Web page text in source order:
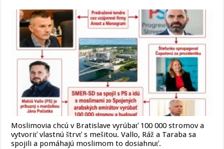
Moslimovia chcú v Bratislave vyrúbať 100 000 stromov a
vytvoriť vlastnú štrvť s mešitou. Vallo, Ráž a Taraba sa
spojili a pomáhajú moslimom to dosiahnuť.